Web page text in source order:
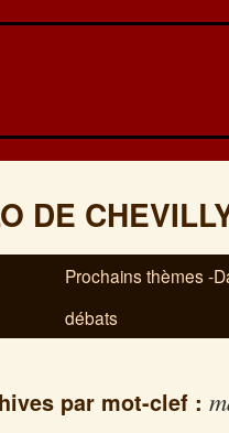
DE
Prochains thèmes -
débats
par mot-clef :